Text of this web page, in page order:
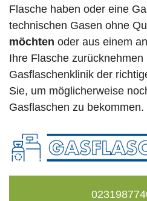
Flasche haben oder eine
technischen Gasen ohne
möchten oder aus einem
Ihre Flasche
Gasflaschenklinik der
Sie, um möglicherweise
Gasflaschen zu bekommen.